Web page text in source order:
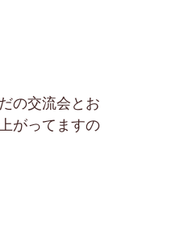
の交流会とお
がってますの